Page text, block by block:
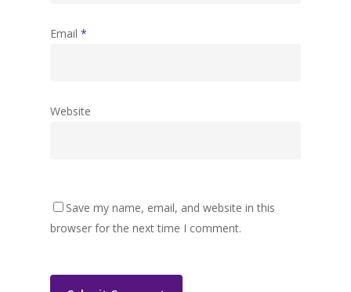
Email *
Website
Save my name, email, and website in this
browser for the next time I comment.